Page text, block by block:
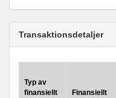
Transaktionsdetaljer
Typ av
finansiellt
Finansiellt